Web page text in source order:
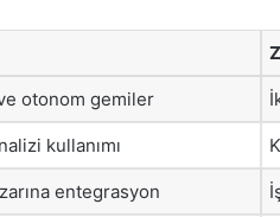
otonom gemiler
kullanımı
entegrasyon